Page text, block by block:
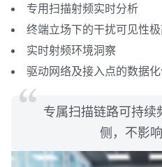
专用扫描射频实时分析
终端立场下的干扰可见性
实时射频环境洞察
驱动网络及接入点的数据
专属扫描链路可持续
侧，不影